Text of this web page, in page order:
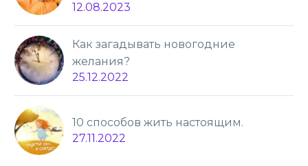
12.08.2023
Как загадывать новогодние
желания?
25.12.2022
10 способов жить настоящим.
27.11.2022